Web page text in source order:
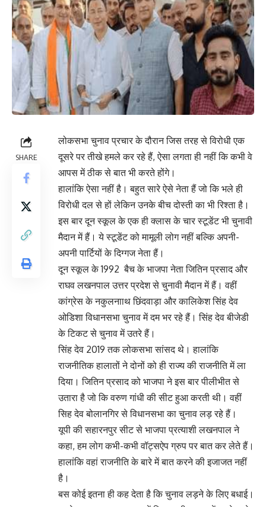
SHARE
लोकसभा चुनाव प्रचार के दौरान जिस तरह से विरोधी एक
दूसरे पर तीखे हमले कर रहे हैं, ऐसा लगता ही नहीं कि कभी वे
आपस में ठीक से बात भी करते होंगे।
हालांकि ऐसा नहीं है। बहुत सारे ऐसे नेता हैं जो कि भले ही
विरोधी दल से हों लेकिन उनके बीच दोस्ती का भी रिश्ता है।
इस बार दून स्कूल के एक ही क्लास के चार स्टूडेंट भी चुनावी
मैदान में हैं। ये स्टूडेंट को मामूली लोग नहीं बल्कि अपनी-
अपनी पार्टियों के दिग्गज नेता हैं।
दून स्कूल के 1992 बैच के भाजपा नेता जितिन प्रसाद और
राघव लखनपाल उत्तर प्रदेश से चुनावी मैदान में हैं। वहीं
कांग्रेस के नकुलनााथ छिंदवाड़ा और कालिकेश सिंह देव
ओडिशा विधानसभा चुनाव में दम भर रहे हैं। सिंह देव बीजेडी
के टिकट से चुनाव में उतरे हैं।
सिंह देव 2019 तक लोकसभा सांसद थे। हालांकि
राजनीतिक हालातों ने दोनों को ही राज्य की राजनीति में ला
दिया। जितिन प्रसाद को भाजपा ने इस बार पीलीभीत से
उतारा है जो कि वरुण गांधी की सीट हुआ करती थी। वहीं
सिह देव बोलानगिर से विधानसभा का चुनाव लड़ रहे हैं।
यूपी की सहारनपुर सीट से भाजपा प्रत्याशी लखनपाल ने
कहा, हम लोग कभी-कभी वॉट्सऐप ग्रुप पर बात कर लेते हैं।
हालांकि वहां राजनीति के बारे में बात करने की इजाजत नहीं
है।
बस कोई इतना ही कह देता है कि चुनाव लड़ने के लिए बधाई।